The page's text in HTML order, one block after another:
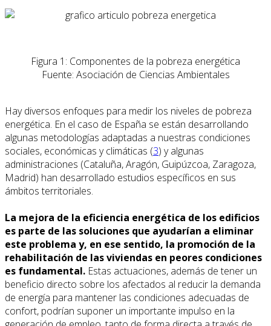
Figura 1: Componentes de la pobreza energética
Fuente: Asociación de Ciencias Ambientales
Hay diversos enfoques para medir los niveles de pobreza
energética. En el caso de España se están desarrollando
algunas metodologías adaptadas a nuestras condiciones
sociales, económicas y climáticas (3) y algunas
administraciones (Cataluña, Aragón, Guipúzcoa, Zaragoza,
Madrid) han desarrollado estudios específicos en sus
ámbitos territoriales.
La mejora de la eficiencia energética de los edificios
es parte de las soluciones que ayudarían a eliminar
este problema y, en ese sentido, la promoción de la
rehabilitación de las viviendas en peores condiciones
es fundamental. Estas actuaciones, además de tener un
beneficio directo sobre los afectados al reducir la demanda
de energía para mantener las condiciones adecuadas de
confort, podrían suponer un importante impulso en la